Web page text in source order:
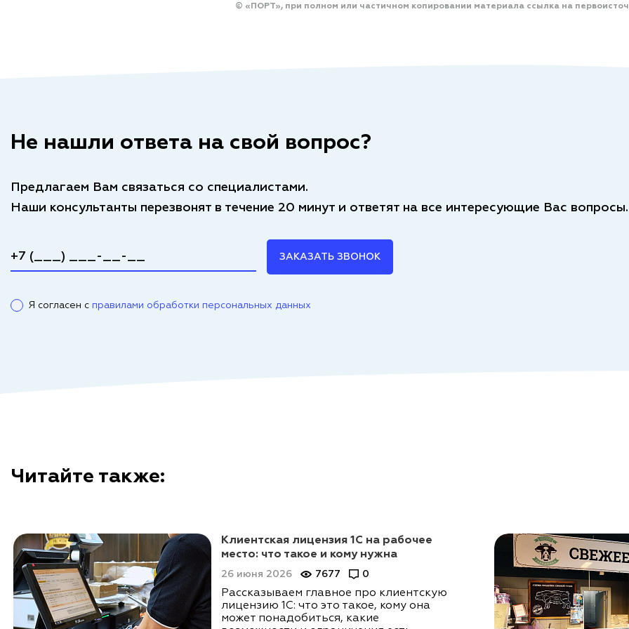
© «ПОРТ», при полном или частичном копировании материала ссылка на
Не нашли ответа на свой вопрос?
Предлагаем Вам связаться со специалистами.
Наши консультанты перезвонят в течение 20 минут и ответят на все интересующие Вас вопросы.
Я согласен с правилами обработки персональных данных
ЗАКАЗАТЬ ЗВОНОК
Читайте также:
Клиентская лицензия 1С на рабочее
место: что такое и кому нужна
26 июня 2026 7677 0
Рассказываем главное про клиентскую
лицензию 1С: что это такое, кому она
может понадобиться, какие